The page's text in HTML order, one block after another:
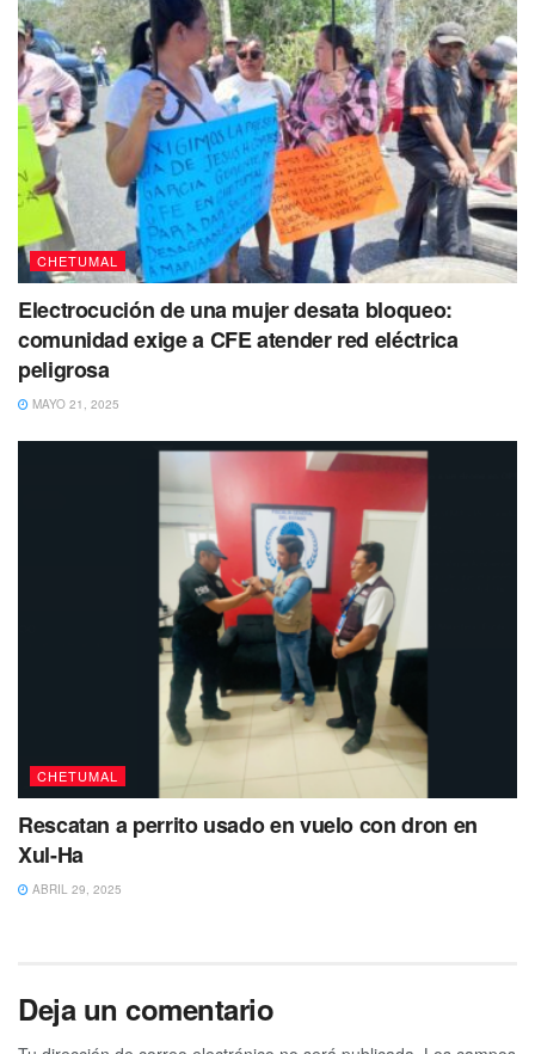
CHETUMAL
Electrocución de una mujer desata bloqueo:
comunidad exige a CFE atender red eléctrica
peligrosa
MAYO 21, 2025
CHETUMAL
Rescatan a perrito usado en vuelo con dron en
Xul-Ha
ABRIL 29, 2025
Deja un comentario